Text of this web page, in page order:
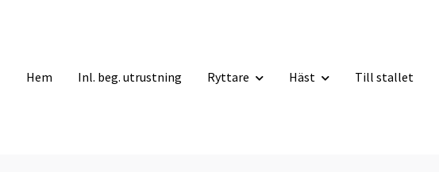
Hem Inl. beg. utrustning Ryttare Häst Till stallet